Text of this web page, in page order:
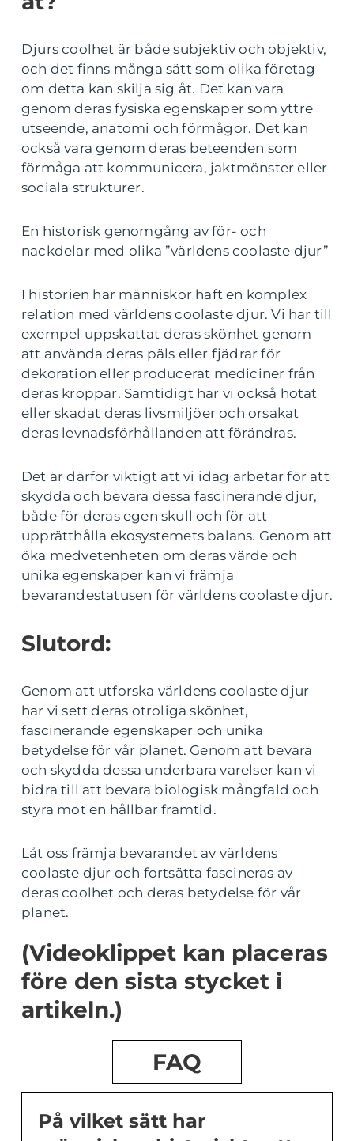
Djurs coolhet är både subjektiv och objektiv,
och det finns många sätt som olika företag
om detta kan skilja sig åt. Det kan vara
genom deras fysiska egenskaper som yttre
utseende, anatomi och förmågor. Det kan
också vara genom deras beteenden som
förmåga att kommunicera, jaktmönster eller
sociala strukturer.
En historisk genomgång av för- och
nackdelar med olika ”världens coolaste djur”
I historien har människor haft en komplex
relation med världens coolaste djur. Vi har till
exempel uppskattat deras skönhet genom
att använda deras päls eller fjädrar för
dekoration eller producerat mediciner från
deras kroppar. Samtidigt har vi också hotat
eller skadat deras livsmiljöer och orsakat
deras levnadsförhållanden att förändras.
Det är därför viktigt att vi idag arbetar för att
skydda och bevara dessa fascinerande djur,
både för deras egen skull och för att
upprätthålla ekosystemets balans. Genom att
öka medvetenheten om deras värde och
unika egenskaper kan vi främja
bevarandestatusen för världens coolaste djur.
Slutord:
Genom att utforska världens coolaste djur
har vi sett deras otroliga skönhet,
fascinerande egenskaper och unika
betydelse för vår planet. Genom att bevara
och skydda dessa underbara varelser kan vi
bidra till att bevara biologisk mångfald och
styra mot en hållbar framtid.
Låt oss främja bevarandet av världens
coolaste djur och fortsätta fascineras av
deras coolhet och deras betydelse för vår
planet.
(Videoklippet kan placeras
före den sista stycket i
artikeln.)
FAQ
På vilket sätt har